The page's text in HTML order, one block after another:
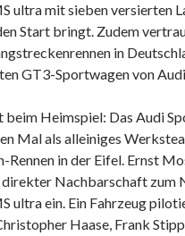
ultra mit sieben versierten
Start bringt. Zudem
in
GT3-Sportwagen von
Heimspiel: Das Audi
Mal als alleiniges
Rennen in der Eifel. Ernst
direkter Nachbarschaft zum
ultra ein. Ein Fahrzeug
Haase, Frank